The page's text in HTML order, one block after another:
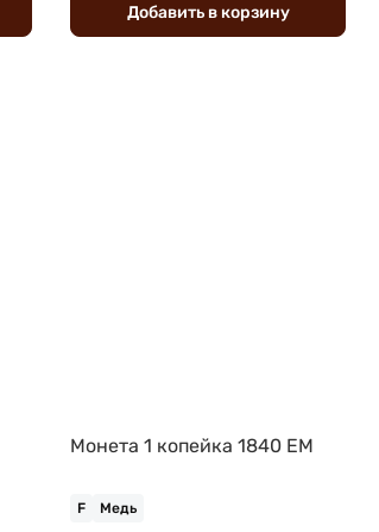
Добавить вкорзину
Монета 1 копейка 1840 ЕМ
F Медь